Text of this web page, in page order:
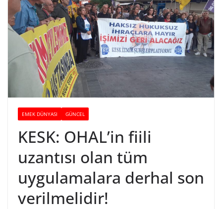
EMEK DÜNYASI GÜNCEL
KESK: OHAL’in fiili
uzantısı olan tüm
uygulamalara derhal son
verilmelidir!